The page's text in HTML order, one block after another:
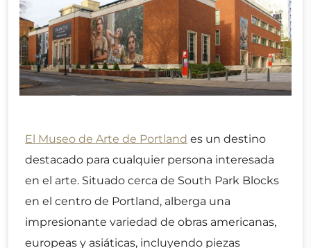
El Museo de Arte de Portland es un destino
destacado para cualquier persona interesada
en el arte. Situado cerca de South Park Blocks
en el centro de Portland, alberga una
impresionante variedad de obras americanas,
europeas y asiáticas, incluyendo piezas